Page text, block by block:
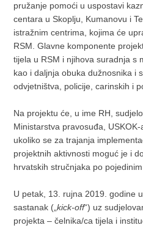
pružanje pomoći u uspostavi
centara u Skoplju, Kumanovu i
istražnim centrima, kojima će
RSM. Glavne komponente
tijela u RSM i njihova suradnja s
kao i daljnja obuka dužnosnika i
odvjetništva, policije, carinskih i
Na projektu će, u ime RH,
Ministarstva pravosuđa,
ukoliko se za trajanja
projektnih aktivnosti moguć je i
hrvatskih stručnjaka po
U petak, 13. rujna 2019. godine
sastanak („kick-off“) uz
projekta – čelnika/ca tijela i